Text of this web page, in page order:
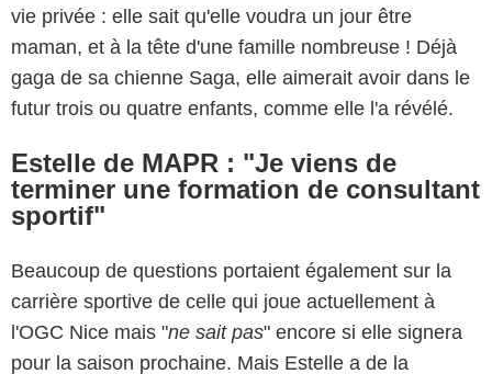
vie privée : elle sait qu'elle voudra un jour être
maman, et à la tête d'une famille nombreuse ! Déjà
gaga de sa chienne Saga, elle aimerait avoir dans le
futur trois ou quatre enfants, comme elle l'a révélé.
Estelle de MAPR : "Je viens de
terminer une formation de consultant
sportif"
Beaucoup de questions portaient également sur la
carrière sportive de celle qui joue actuellement à
l'OGC Nice mais "ne sait pas" encore si elle signera
pour la saison prochaine. Mais Estelle a de la